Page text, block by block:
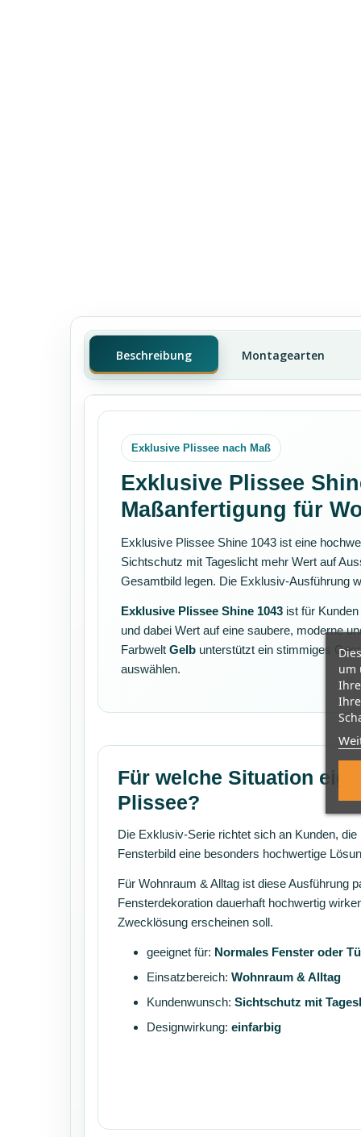
Beschreibung Montagearten
Exklusive Plissee nach Maß
Exklusive Plissee
Maßanfertigung für
Exklusive Plissee Shine 1043 ist eine
Sichtschutz mit Tageslicht mehr Wert auf
Gesamtbild legen. Die Exklusiv-Ausführung
Exklusive Plissee Shine 1043 ist für
und dabei Wert auf eine saubere, moderne
Farbwelt Gelb unterstützt ein stimmiges
auswählen.
Für welche Situation
Plissee?
Die Exklusiv-Serie richtet sich an Kunden,
Fensterbild eine besonders hochwertige
Für Wohnraum & Alltag ist diese Ausführung
Fensterdekoration dauerhaft hochwertig
Zwecklösung erscheinen soll.
geeignet für: Normales Fenster oder
Einsatzbereich: Wohnraum & Alltag
Kundenwunsch: Sichtschutz mit
Designwirkung: einfarbig
um